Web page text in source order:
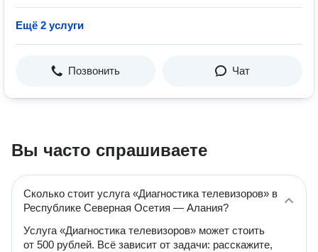
Ещё 2 услуги
Позвонить Чат
Вы часто спрашиваете
Сколько стоит услуга «Диагностика телевизоров» в
Республике Северная Осетия — Алания?
Услуга «Диагностика телевизоров» может стоить
от 500 рублей. Всё зависит от задачи: расскажите,